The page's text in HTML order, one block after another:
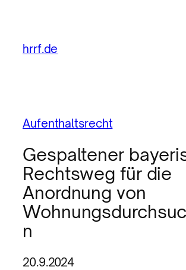
hrrf.de
Aufenthaltsrecht
Gespaltener
Rechtsweg für die
Anordnung von
n
20.9.2024